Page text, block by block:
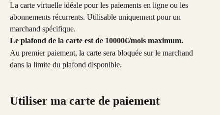
La carte virtuelle idéale pour les paiements en ligne ou les
abonnements récurrents. Utilisable uniquement pour un
marchand spécifique.
Le plafond de la carte est de 10000€/mois maximum.
Au premier paiement, la carte sera bloquée sur le marchand
dans la limite du plafond disponible.
Utiliser ma carte de paiement